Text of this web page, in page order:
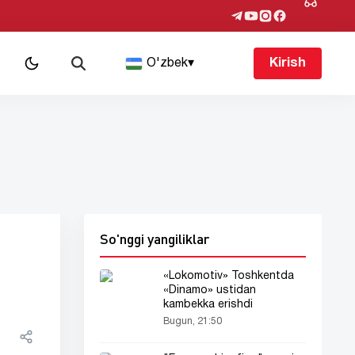
O'zbek▾ Kirish
So'nggi yangiliklar
«Lokomotiv» Toshkentda
«Dinamo» ustidan
kambekka erishdi
Bugun, 21:50